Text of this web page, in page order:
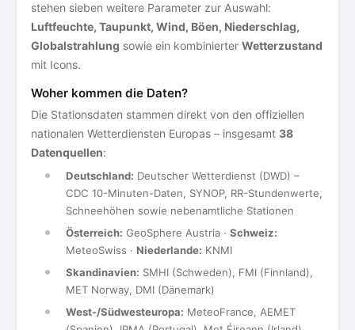
stehen sieben weitere Parameter zur Auswahl:
Luftfeuchte, Taupunkt, Wind, Böen, Niederschlag,
Globalstrahlung sowie ein kombinierter Wetterzustand
mit Icons.
Woher kommen die Daten?
Die Stationsdaten stammen direkt von den offiziellen
nationalen Wetterdiensten Europas – insgesamt 38
Datenquellen:
Deutschland: Deutscher Wetterdienst (DWD) –
CDC 10-Minuten-Daten, SYNOP, RR-Stundenwerte,
Schneehöhen sowie nebenamtliche Stationen
Österreich: GeoSphere Austria · Schweiz:
MeteoSwiss · Niederlande: KNMI
Skandinavien: SMHI (Schweden), FMI (Finnland),
MET Norway, DMI (Dänemark)
West-/Südwesteuropa: MeteoFrance, AEMET